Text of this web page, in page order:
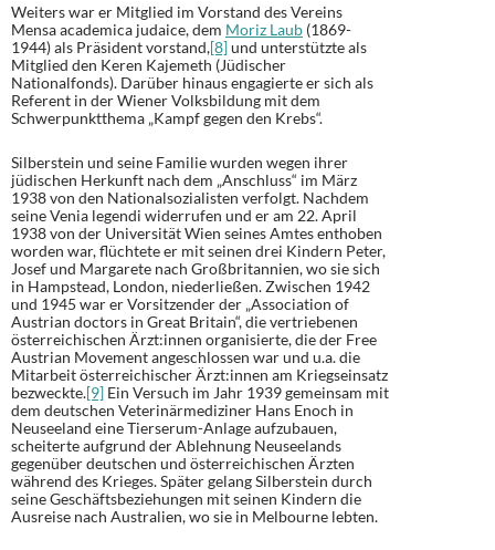
Weiters war er Mitglied im Vorstand des Vereins
Mensa academica judaice, dem Moriz Laub (1869-
1944) als Präsident vorstand,[8]und unterstützte als
Mitglied den Keren Kajemeth (Jüdischer
Nationalfonds). Darüber hinaus engagierte er sich als
Referent in der Wiener Volksbildung mit dem
Schwerpunktthema „Kampf gegen den Krebs“.
Silberstein und seine Familie wurden wegen ihrer
jüdischen Herkunft nach dem „Anschluss“ im März
1938 von den Nationalsozialisten verfolgt. Nachdem
seine Venia legendi widerrufen und er am 22. April
1938 von der Universität Wien seines Amtes enthoben
worden war, flüchtete er mit seinen drei Kindern Peter,
Josef und Margarete nach Großbritannien, wo sie sich
in Hampstead, London, niederließen. Zwischen 1942
und 1945 war er Vorsitzender der „Association of
Austrian doctors in Great Britain“, die vertriebenen
österreichischen Ärzt:innen organisierte, die der Free
Austrian Movement angeschlossen war und u.a. die
Mitarbeit österreichischer Ärzt:innen am Kriegseinsatz
bezweckte.[9] Ein Versuch im Jahr 1939 gemeinsam mit
dem deutschen Veterinärmediziner Hans Enoch in
Neuseeland eine Tierserum-Anlage aufzubauen,
scheiterte aufgrund der Ablehnung Neuseelands
gegenüber deutschen und österreichischen Ärzten
während des Krieges. Später gelang Silberstein durch
seine Geschäftsbeziehungen mit seinen Kindern die
Ausreise nach Australien, wo sie in Melbourne lebten.